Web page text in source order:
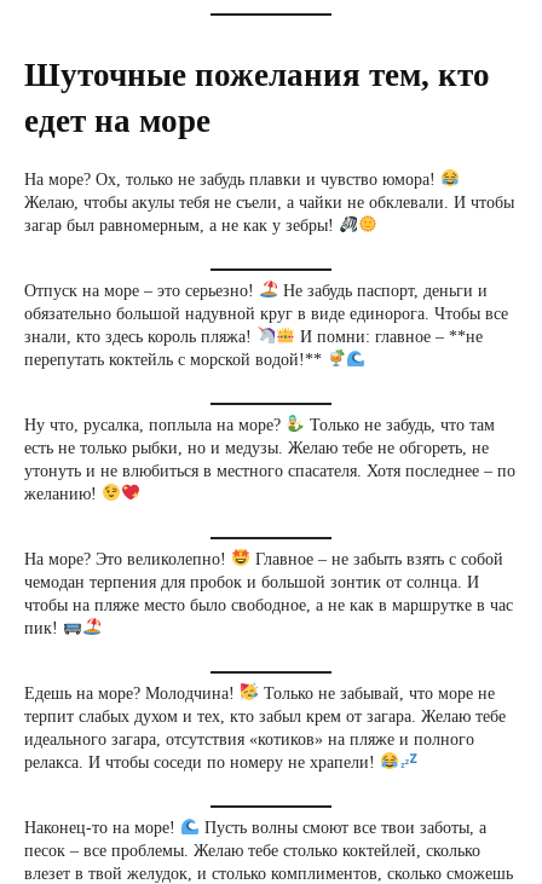
Шуточные пожелания тем, кто
едет на море
На море? Ох, только не забудь плавки и чувство юмора!
Желаю, чтобы акулы тебя не съели, а чайки не обклевали. И чтобы
загар был равномерным, а не как у зебры!
Отпуск на море – это серьезно!
Не забудь паспорт, деньги и
обязательно большой надувной круг в виде единорога. Чтобы все
знали, кто здесь король пляжа!
И помни: главное – **не
перепутать коктейль с морской водой!**
Ну что, русалка, поплыла на море?
Только не забудь, что там
есть не только рыбки, но и медузы. Желаю тебе не обгореть, не
утонуть и не влюбиться в местного спасателя. Хотя последнее – по
желанию!
На море? Это великолепно!
Главное – не забыть взять с собой
чемодан терпения для пробок и большой зонтик от солнца. И
чтобы на пляже место было свободное, а не как в маршрутке в час
пик!
Едешь на море? Молодчина!
Только не забывай, что море не
терпит слабых духом и тех, кто забыл крем от загара. Желаю тебе
идеального загара, отсутствия «котиков» на пляже и полного
релакса. И чтобы соседи по номеру не храпели!
Наконец-то на море!
Пусть волны смоют все твои заботы, а
песок – все проблемы. Желаю тебе столько коктейлей, сколько
влезет в твой желудок, и столько комплиментов, сколько сможешь